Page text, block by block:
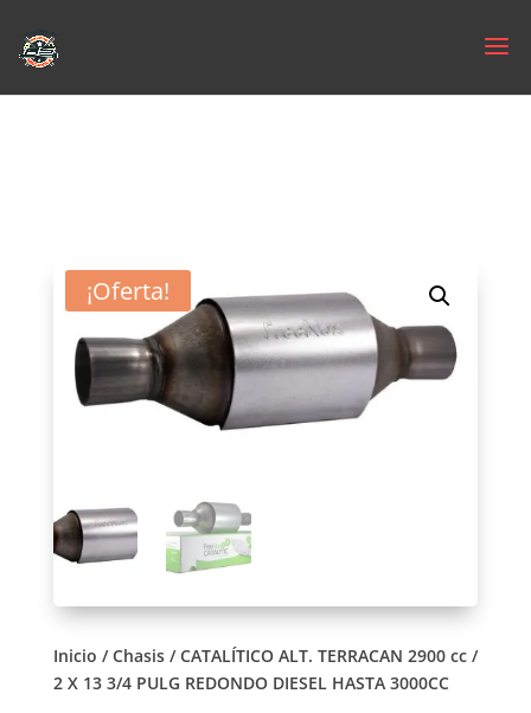
¡Oferta!
Inicio /Chasis/ CATALÍTICO ALT. TERRACAN 2900 cc /
2 X 13 3/4 PULG REDONDO DIESEL HASTA 3000CC